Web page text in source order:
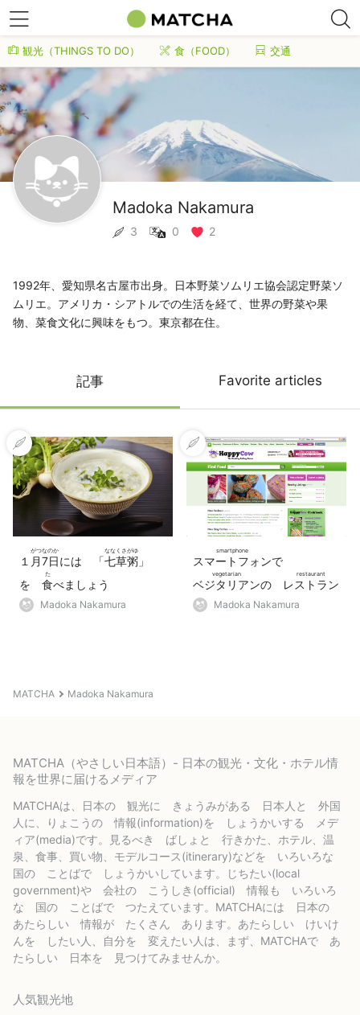
観光（THINGS TO DO） 食（FOOD） 交通
MATCHA Madoka Nakamura
Madoka Nakamura
3 0 2
1992年、愛知県名古屋市出身。日本野菜ソムリエ協会認定野菜ソ
ムリエ。アメリカ・シアトルでの生活を経て、世界の野菜や果
物、菜食文化に興味をもつ。東京都在住。
記事 Favorite articles
１ 月
がつ
7日
なのか
には 「七草粥
ななくさがゆ
」
を 食
た
べましょう
Madoka Nakamura
スマートフォン
smartphone
で
ベジタリアン
vegetarian
の レストラン
restaurant
を探すことが できます。
Madoka Nakamura
MATCHA（やさしい日本語）- 日本の観光・文化・ホテル情
報を世界に届けるメディア
MATCHAは、日本の 観光に きょうみがある 日本人と 外国
人に、りょこうの 情報(information)を しょうかいする メデ
ィア(media)です。見るべき ばしょと 行きかた、ホテル、温
泉、食事、買い物、モデルコース(itinerary)などを いろいろな
国の ことばで しょうかいしています。じちたい(local
government)や 会社の こうしき(official) 情報も いろいろ
な 国の ことばで つたえています。MATCHAには 日本の
あたらしい 情報が たくさん あります。あたらしい けいけ
んを したい人、自分を 変えたい人は、まず、MATCHAで あ
たらしい 日本を 見つけてみませんか。
人気観光地